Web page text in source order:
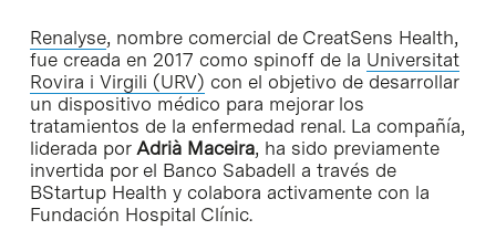
Renalyse, nombre comercial de CreatSens Health,
fue creada en 2017 como spinoff de la Universitat
Rovira i Virgili (URV) con el objetivo de desarrollar
un dispositivo médico para mejorar los
tratamientos de la enfermedad renal. La compañía,
liderada por Adrià Maceira, ha sido previamente
invertida por el Banco Sabadell a través de
BStartup Health y colabora activamente con la
Fundación Hospital Clínic.